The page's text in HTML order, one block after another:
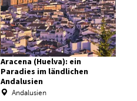
Aracena (Huelva): ein
Paradies im ländlichen
Andalusien
Andalusien